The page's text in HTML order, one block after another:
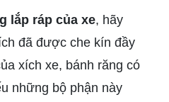
lắp ráp của xe, hãy
đã được che kín đầy
xích xe, bánh răng có
những bộ phận này